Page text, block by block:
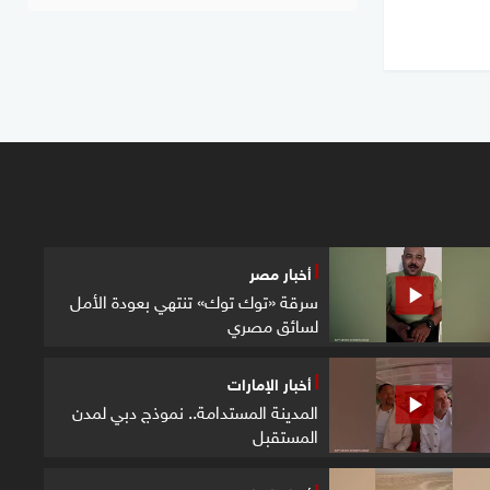
أخبار مصر
سرقة «توك توك» تنتهي بعودة الأمل
لسائق مصري
أخبار الإمارات
المدينة المستدامة.. نموذج دبي لمدن
المستقبل